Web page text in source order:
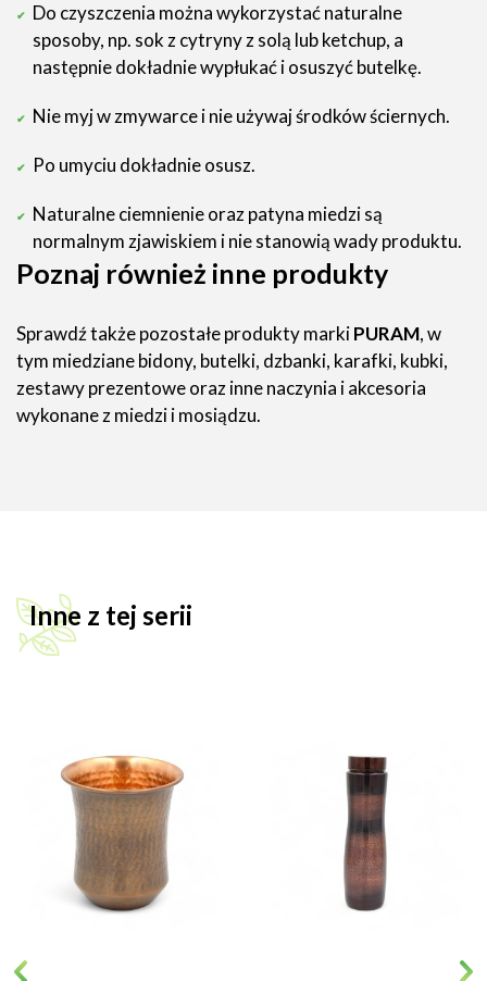
Do czyszczenia można wykorzystać naturalne
sposoby, np. sok z cytryny z solą lub ketchup, a
następnie dokładnie wypłukać i osuszyć butelkę.
Nie myj w zmywarce i nie używaj środków ściernych.
Po umyciu dokładnie osusz.
Naturalne ciemnienie oraz patyna miedzi są
normalnym zjawiskiem i nie stanowią wady produktu.
Poznaj również inne produkty
Sprawdź także pozostałe produkty markiPURAM, w
tym miedziane bidony, butelki, dzbanki, karafki, kubki,
zestawy prezentowe oraz inne naczynia i akcesoria
wykonane z miedzi i mosiądzu.
Inne z tej serii